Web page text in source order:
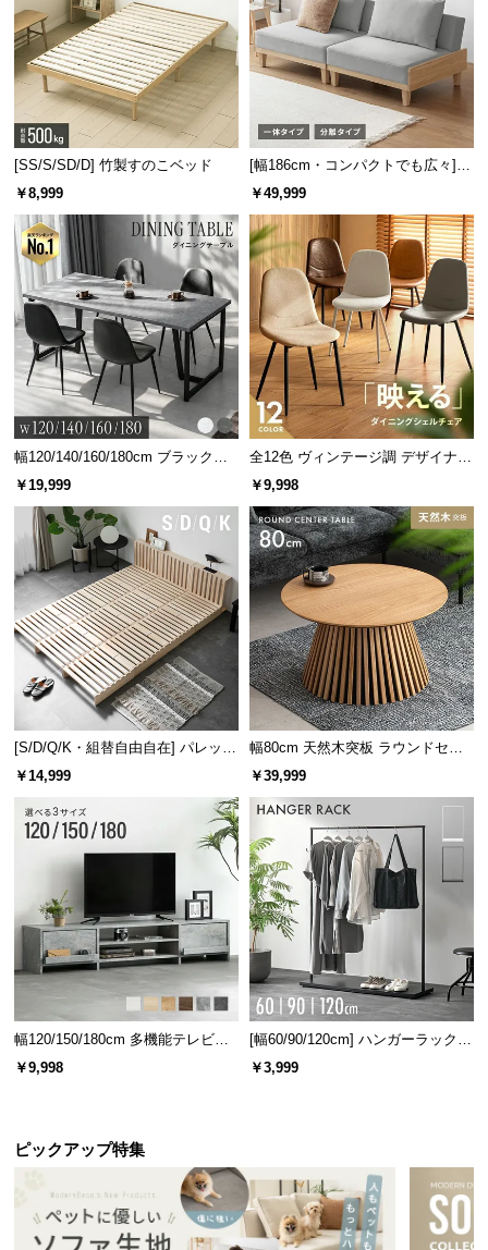
[SS/S/SD/D] 竹製すのこベッド
￥8,999
[幅186cm・コンパクトでも広々] 3
人掛けソファベッド リクライニン
￥49,999
幅120/140/160/180cm ブラックフ
レーム ダイニング 大理石調 4人掛
￥19,999
全12色 ヴィンテージ調 デザイナー
ズシェルチェア
￥9,998
[S/D/Q/K・組替自由自在] パレット
ベッド 8/12/16枚セット
￥14,999
幅80cm 天然木突板 ラウンドセン
ターテーブル 美しい格子デザイン
￥39,999
幅120/150/180cm 多機能テレビボ
ード 木目/石目調 オープン収納・
引き出し収納付き
￥9,998
[幅60/90/120cm] ハンガーラック
スチール 4段階高さ調節 サイドフ
ック オープンラック シンプル
￥3,999
ピックアップ特集